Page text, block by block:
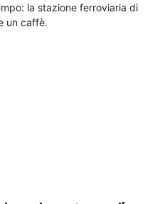
la stazione ferroviaria di
un caffè.